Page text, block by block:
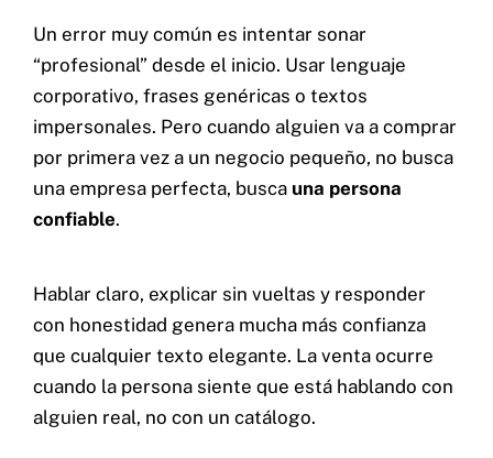
Un error muy común es intentar sonar
“profesional” desde el inicio. Usar lenguaje
corporativo, frases genéricas o textos
impersonales. Pero cuando alguien va a comprar
por primera vez a un negocio pequeño, no busca
una empresa perfecta, busca una persona
confiable.
Hablar claro, explicar sin vueltas y responder
con honestidad genera mucha más confianza
que cualquier texto elegante. La venta ocurre
cuando la persona siente que está hablando con
alguien real, no con un catálogo.